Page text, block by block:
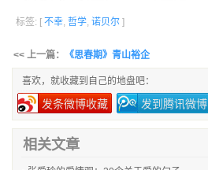
标签: [ 不幸, 哲学, 诺贝尔 ]
<< 上一篇： 《思春期》青山裕企
喜欢，就收藏到自己的地盘吧：
发条微博收藏 发到腾讯微博
相关文章